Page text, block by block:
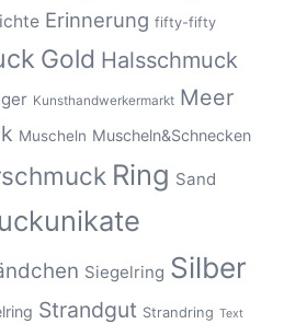
Erinnerung fifty-fifty
Gold Halsschmuck
Kunsthandwerkermarkt Meer
Muscheln Muscheln&Schnecken
Ring Sand
Siegelring Silber
Strandgut Strandring Text